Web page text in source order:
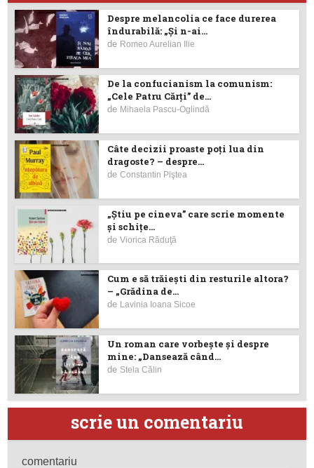
Despre melancolia ce face durerea
îndurabilă: „Și n-ai...
de Romeo Aurelian Ilie
De la confucianism la comunism:
„Cele Patru Cărți” de...
de Mihaela Pascu-Oglindă
Câte decizii proaste poţi lua din
dragoste? – despre...
deConstantin Piştea
„Știu pe cineva” care scrie momente
și schițe...
deViorica Răduţă
Cum e să trăiești din resturile altora?
– „Grădina de...
de Lavinia Ioana Sicoe
Un roman care vorbește și despre
mine: „Dansează când...
de Stela Călin
scrie un comentariu
comentariu